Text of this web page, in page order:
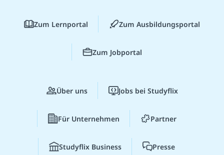
Zum Lernportal Zum Ausbildungsportal
Zum Jobportal
Über uns Jobs bei Studyflix
Für Unternehmen Partner
Studyflix Business Presse